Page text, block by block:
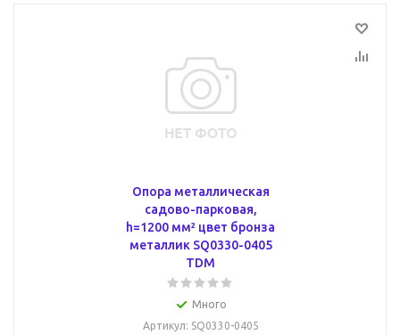
Опора металлическая
садово-парковая,
h=1200 мм² цвет бронза
металлик SQ0330-0405
TDM
Много
Артикул: SQ0330-0405